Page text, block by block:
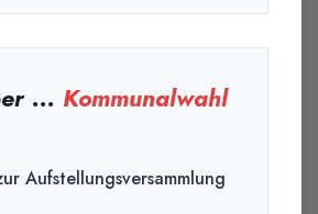
... Kommunalwahl
Aufstellungsversammlung